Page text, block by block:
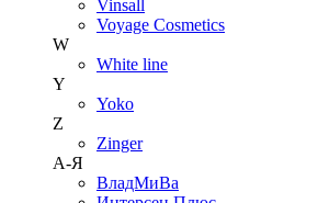
Vinsall
Voyage Cosmetics
W
White line
Y
Yoko
Z
Zinger
А-Я
ВладМиВа